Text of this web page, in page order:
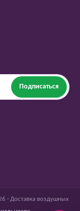
Подписаться
· Доставка воздушных